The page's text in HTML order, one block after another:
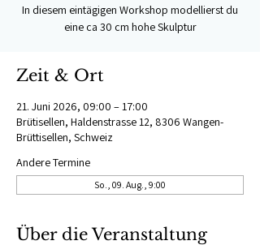
In diesem eintägigen Workshop modellierst du
eine ca 30 cm hohe Skulptur
Zeit & Ort
21. Juni 2026, 09:00 – 17:00
Brütisellen, Haldenstrasse 12, 8306 Wangen-
Brüttisellen, Schweiz
Andere Termine
So., 09. Aug., 9:00
Über die Veranstaltung